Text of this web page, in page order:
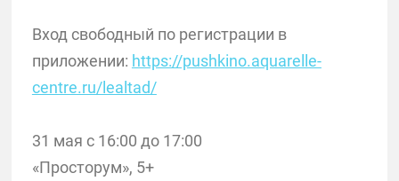
Вход свободный по регистрации в
приложении: https://pushkino.aquarelle-
centre.ru/lealtad/
31 мая с 16:00 до 17:00
«Просторум», 5+